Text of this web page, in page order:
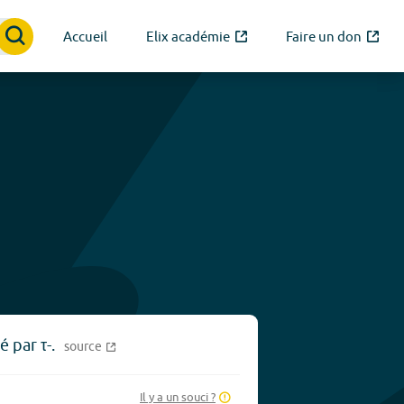
Accueil Elix académie Faire un don
par τ-. source
Il y a un souci ?